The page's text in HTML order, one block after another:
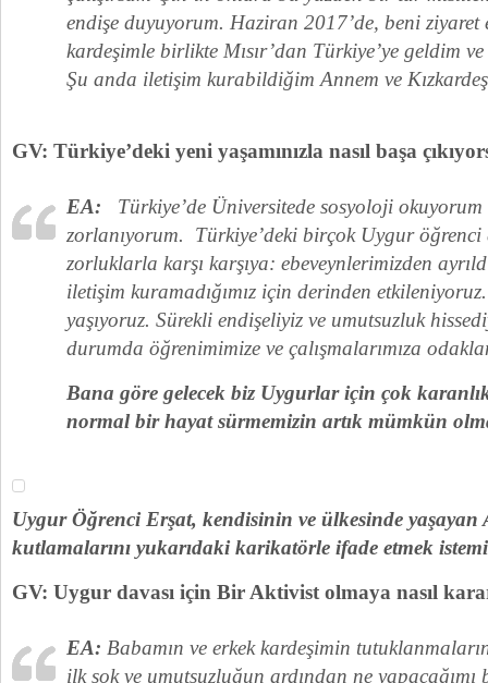
endişe duyuyorum. Haziran 2017’de, beni ziyaret
kardeşimle birlikte Mısır’dan Türkiye’ye geldim
Şu anda iletişim kurabildiğim Annem ve
GV: Türkiye’deki yeni yaşamınızla nasıl başa
EA: Türkiye’de Üniversitede sosyoloji okuyorum
zorlanıyorum. Türkiye’deki birçok Uygur öğrenci
zorluklarla karşı karşıya: ebeveynlerimizden
iletişim kuramadığımız için derinden
yaşıyoruz. Sürekli endişeliyiz ve umutsuzluk
durumda öğrenimimize ve çalışmalarımıza
Bana göre gelecek biz Uygurlar için çok
normal bir hayat sürmemizin artık mümkün
Uygur Öğrenci Erşat, kendisinin ve ülkesinde yaşayan
kutlamalarını yukarıdaki karikatörle ifade etmek
GV: Uygur davası için Bir Aktivist olmaya nasıl
EA: Babamın ve erkek kardeşimin
ilk şok ve umutsuzluğun ardından ne